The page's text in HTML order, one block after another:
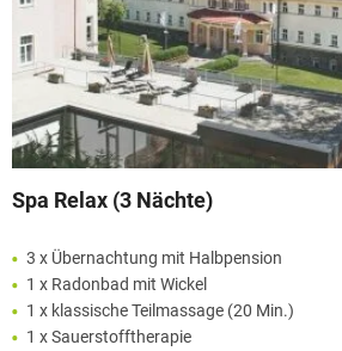
Spa Relax (3 Nächte)
3 x Übernachtung mit Halbpension
1 x Radonbad mit Wickel
1 x klassische Teilmassage (20 Min.)
1 x Sauerstofftherapie